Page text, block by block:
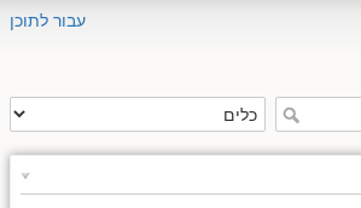
עבור לתוכן